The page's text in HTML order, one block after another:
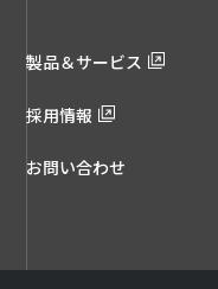
製品＆サービス
採用情報
お問い合わせ